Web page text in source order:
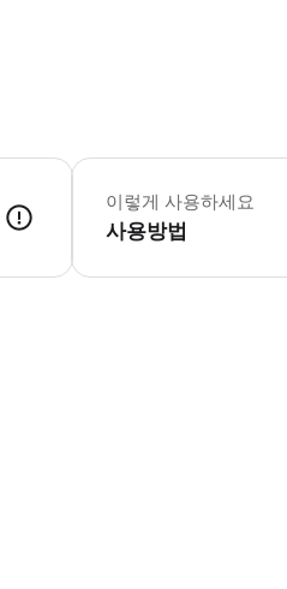
사전 그림 그리는 경험이 없
이렇게 사용하세요
사용방법